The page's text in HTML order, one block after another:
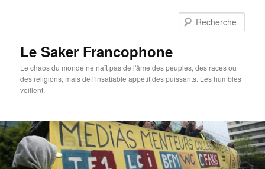
Le Saker Francophone
Le chaos du monde ne naît pas de l'âme des peuples, des races ou
des religions, mais de l'insatiable appétit des puissants. Les humbles
veillent.